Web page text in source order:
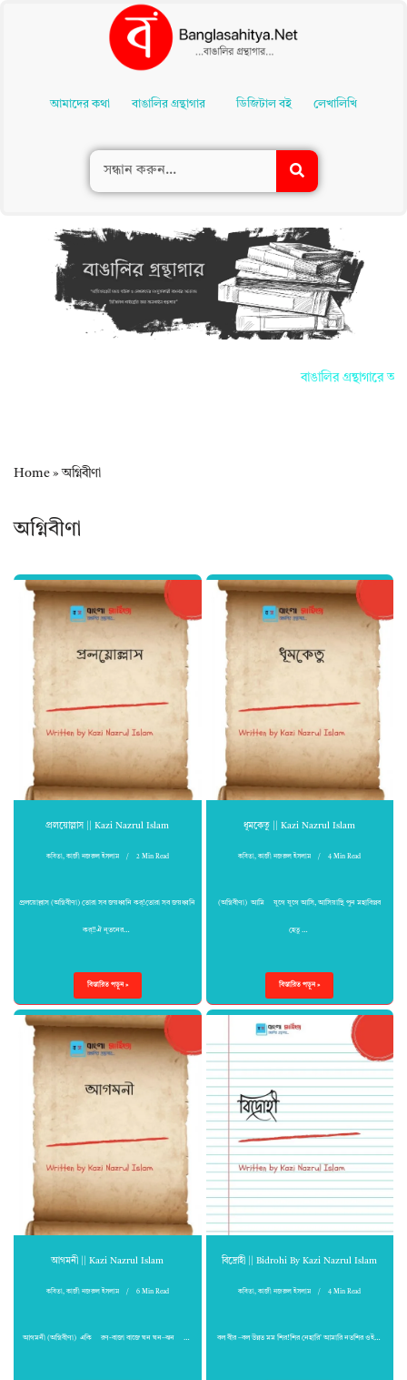
Contentআমাদের কথা বাঙালির গ্রন্থাগার ডিজিটাল বই লেখালিখি
বাঙালির গ্রন্থাগারে
Home »অগ্নিবীণা
অগ্নিবীণা
প্রলয়োল্লাস || Kazi Nazrul Islam
কবিতা, কাজী নজরুল ইসলাম 2 Min Read
প্রলয়োল্লাস (অগ্নিবীণা) তোরা সব জয়ধ্বনি কর্!তোরা সব জয়ধ্বনি
কর্!!ঐ নূতনের…
বিস্তারিত পড়ুন »
ধূমকেতু || Kazi Nazrul Islam
কবিতা,কাজী নজরুল ইসলাম 4 Min Read
(অগ্নিবীণা) আমি যুগে যুগে আসি, আসিয়াছি পুন মহাবিপ্লব
হেতু …
বিস্তারিত পড়ুন »
আগমনী || Kazi Nazrul Islam
কবিতা , কাজী নজরুল ইসলাম 6 Min Read
আগমনী (অগ্নিবীণা) একি রণ-বাজা বাজে ঘন ঘন–ঝন …
বিদ্রোহী || Bidrohi By Kazi Nazrul Islam
কবিতা,কাজী নজরুল ইসলাম 4 Min Read
বল বীর –বল উন্নত মম শির!শির নেহারি’ আমারি নতশির ওই…